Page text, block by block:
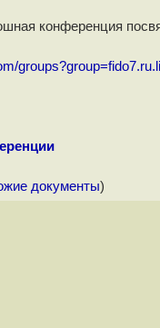
конференция
документы)